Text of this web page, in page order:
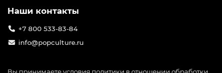
Наши контакты
+7 800 533-83-84
info@popculture.ru